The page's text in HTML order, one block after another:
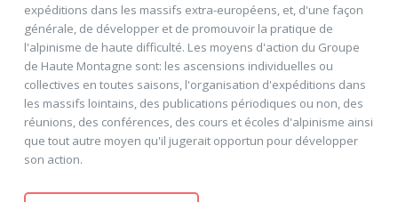
expéditions dans les massifs extra-européens, et, d'une façon
générale, de développer et de promouvoir la pratique de
l'alpinisme de haute difficulté. Les moyens d'action du Groupe
de Haute Montagne sont: les ascensions individuelles ou
collectives en toutes saisons, l'organisation d'expéditions dans
les massifs lointains, des publications périodiques ou non, des
réunions, des conférences, des cours et écoles d'alpinisme ainsi
que tout autre moyen qu'il jugerait opportun pour développer
son action.